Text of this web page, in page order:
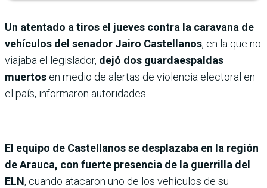
Un atentado a tiros el jueves contra la caravana de
vehículos del senador Jairo Castellanos, en la que no
viajaba el legislador, dejó dos guardaespaldas
muertos en medio de alertas de violencia electoral en
el país, informaron autoridades.
El equipo de Castellanos se desplazaba en la región
de Arauca, con fuerte presencia de la guerrilla del
ELN, cuando atacaron uno de los vehículos de su